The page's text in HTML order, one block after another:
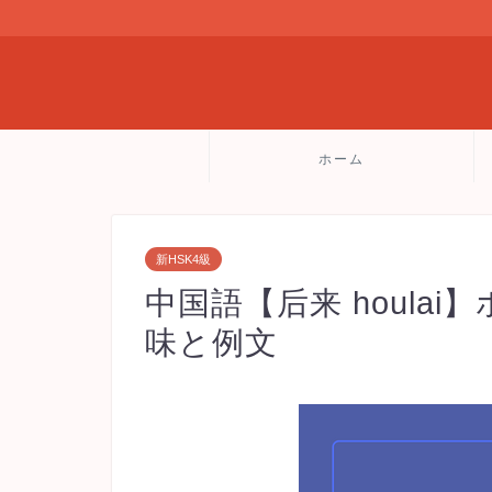
ホーム
新HSK4級
中国語【后来 houlai
味と例文